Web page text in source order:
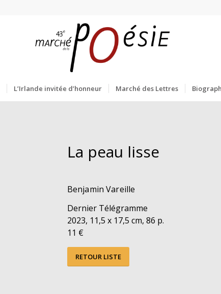
L’Irlande invitée d’honneur Marché des Lettres
La peau lisse
Benjamin Vareille
Dernier Télégramme
2023, 11,5 x 17,5 cm, 86 p.
11 €
RETOUR LISTE